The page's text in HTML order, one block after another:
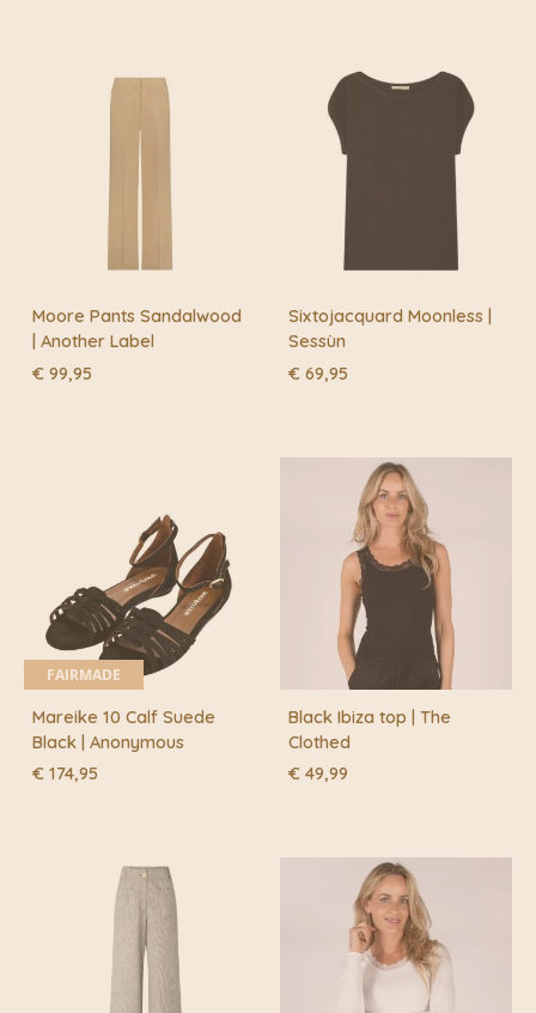
Moore Pants Sandalwood
| Another Label
€ 99,95
Sixtojacquard Moonless |
Sessùn
€ 69,95
FAIRMADE
Mareike 10 Calf Suede
Black | Anonymous
€ 174,95
Black Ibiza top | The
Clothed
€ 49,99